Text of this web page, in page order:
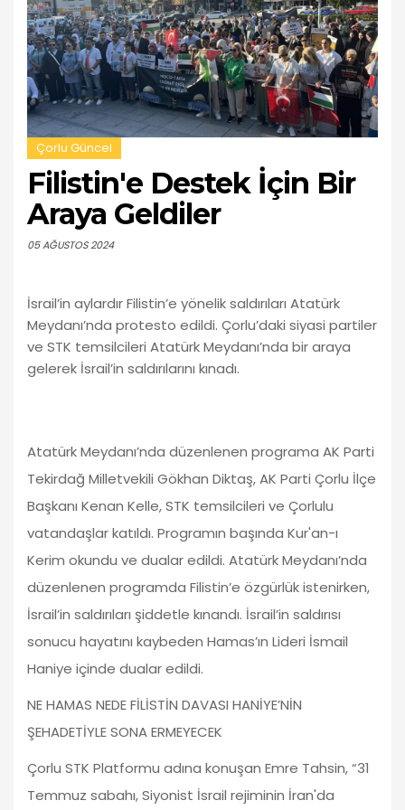
Çorlu Güncel
Filistin'e Destek İçin Bir
Araya Geldiler
05 AĞUSTOS 2024
İsrail’in aylardır Filistin’e yönelik saldırıları Atatürk
Meydanı’nda protesto edildi. Çorlu’daki siyasi partiler
ve STK temsilcileri Atatürk Meydanı’nda bir araya
gelerek İsrail’in saldırılarını kınadı.
Atatürk Meydanı’nda düzenlenen programa AK Parti
Tekirdağ Milletvekili Gökhan Diktaş, AK Parti Çorlu İlçe
Başkanı Kenan Kelle, STK temsilcileri ve Çorlulu
vatandaşlar katıldı. Programın başında Kur'an-ı
Kerim okundu ve dualar edildi. Atatürk Meydanı’nda
düzenlenen programda Filistin’e özgürlük istenirken,
İsrail’in saldırıları şiddetle kınandı. İsrail’in saldırısı
sonucu hayatını kaybeden Hamas’ın Lideri İsmail
Haniye içinde dualar edildi.
NE HAMAS NEDE FİLİSTİN DAVASI HANİYE’NİN
ŞEHADETİYLE SONA ERMEYECEK
Çorlu STK Platformu adına konuşan Emre Tahsin, “31
Temmuz sabahı, Siyonist İsrail rejiminin İran'da